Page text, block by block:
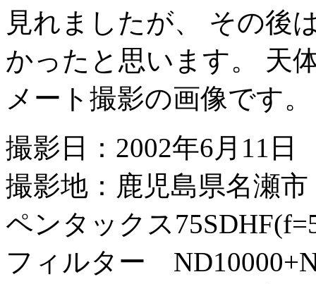
見れましたが、 その後
かったと思います。 天
メート撮影の画像です。
撮影日：2002年6月11日
撮影地：鹿児島県名瀬
ペンタックス
フィルター